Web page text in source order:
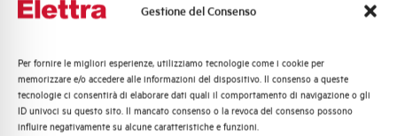
Gestione del Consenso
Per fornire le migliori esperienze, utilizziamo tecnologie come i cookie per
memorizzare e/o accedere alle informazioni del dispositivo. Il consenso a queste
tecnologie ci consentirà di elaborare dati quali il comportamento di navigazione o gli
ID univoci su questo sito. Il mancato consenso o la revoca del consenso possono
influire negativamente su alcune caratteristiche e funzioni.
l nostro team di esperti è pronto ad aiutarti con
Contattaci
Quali argomenti ti interessano di più?
Distribuzione di Energia
Automazione Industriale